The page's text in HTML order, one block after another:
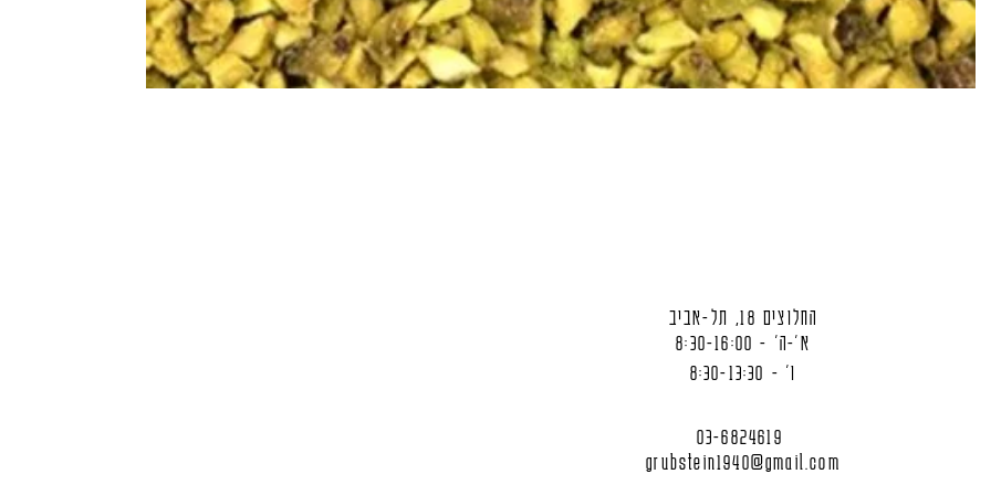
החלוצים 18, תל-אביב
א'-ה' - 8:30-16:00
ו' - 8:30-13:30
03-6824619
grubstein1940@gmail.com